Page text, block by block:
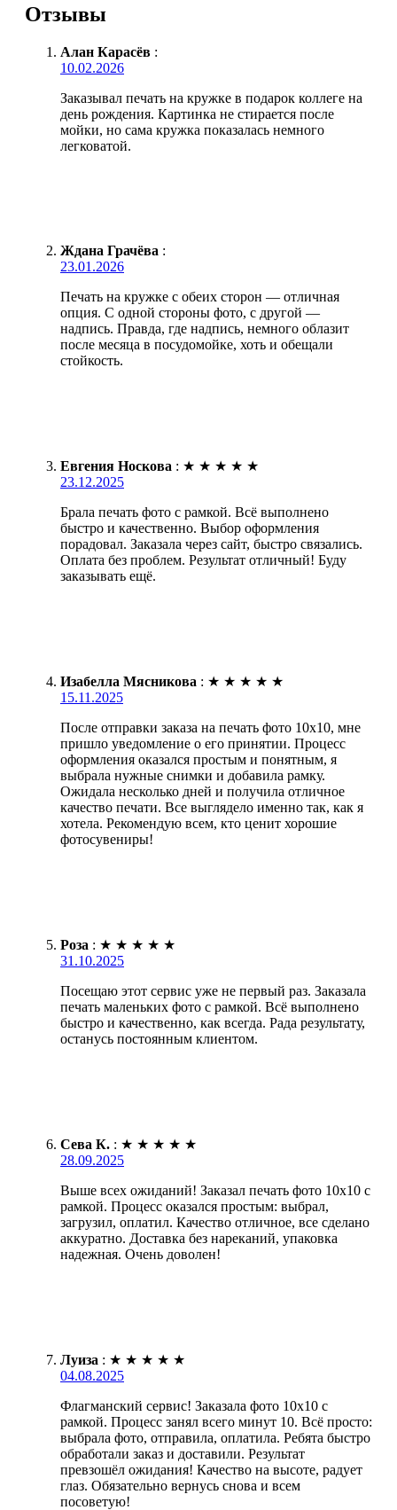
Отзывы
Алан Карасёв :
10.02.2026
Заказывал печать на кружке в подарок коллеге на
день рождения. Картинка не стирается после
мойки, но сама кружка показалась немного
легковатой.
Ждана Грачёва :
23.01.2026
Печать на кружке с обеих сторон — отличная
опция. С одной стороны фото, с другой —
надпись. Правда, где надпись, немного облазит
после месяца в посудомойке, хоть и обещали
стойкость.
Евгения Носкова : ★ ★ ★ ★ ★
23.12.2025
Брала печать фото с рамкой. Всё выполнено
быстро и качественно. Выбор оформления
порадовал. Заказала через сайт, быстро связались.
Оплата без проблем. Результат отличный! Буду
заказывать ещё.
Изабелла Мясникова : ★ ★ ★ ★ ★
15.11.2025
После отправки заказа на печать фото 10х10, мне
пришло уведомление о его принятии. Процесс
оформления оказался простым и понятным, я
выбрала нужные снимки и добавила рамку.
Ожидала несколько дней и получила отличное
качество печати. Все выглядело именно так, как я
хотела. Рекомендую всем, кто ценит хорошие
фотосувениры!
Роза : ★ ★ ★ ★ ★
31.10.2025
Посещаю этот сервис уже не первый раз. Заказала
печать маленьких фото с рамкой. Всё выполнено
быстро и качественно, как всегда. Рада результату,
останусь постоянным клиентом.
Сева К. : ★ ★ ★ ★ ★
28.09.2025
Выше всех ожиданий! Заказал печать фото 10х10 с
рамкой. Процесс оказался простым: выбрал,
загрузил, оплатил. Качество отличное, все сделано
аккуратно. Доставка без нареканий, упаковка
надежная. Очень доволен!
Луиза : ★ ★ ★ ★ ★
04.08.2025
Флагманский сервис! Заказала фото 10х10 с
рамкой. Процесс занял всего минут 10. Всё просто:
выбрала фото, отправила, оплатила. Ребята быстро
обработали заказ и доставили. Результат
превзошёл ожидания! Качество на высоте, радует
глаз. Обязательно вернусь снова и всем
посоветую!